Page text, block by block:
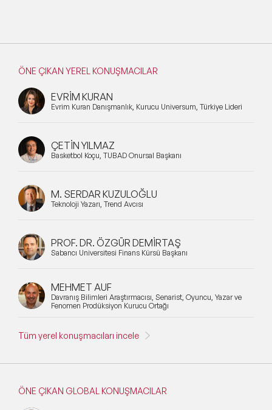
ÖNE ÇIKAN YEREL KONUŞMACILAR
EVRİM KURAN
Evrim Kuran Danışmanlık, Kurucu Universum, Türkiye Lideri
ÇETİN YILMAZ
Basketbol Koçu, TÜBAD Onursal Başkanı
M. SERDAR KUZULOĞLU
Teknoloji Yazarı, Trend Avcısı
PROF. DR. ÖZGÜR DEMİRTAŞ
Sabancı Üniversitesi Finans Kürsü Başkanı
MEHMET AUF
Davranış Bilimleri Araştırmacısı, Senarist, Oyuncu, Yazar ve
Fenomen Prodüksiyon Kurucu Ortağı
Tüm yerel konuşmacıları incele
ÖNE ÇIKAN GLOBAL KONUŞMACILAR